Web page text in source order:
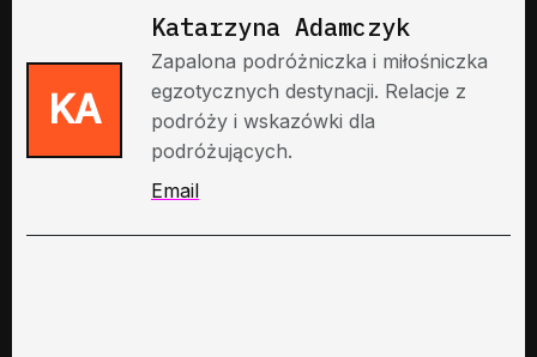
KA
Katarzyna Adamczyk
Zapalona podróżniczka i miłośniczka
egzotycznych destynacji. Relacje z
podróży i wskazówki dla
podróżujących.
Email